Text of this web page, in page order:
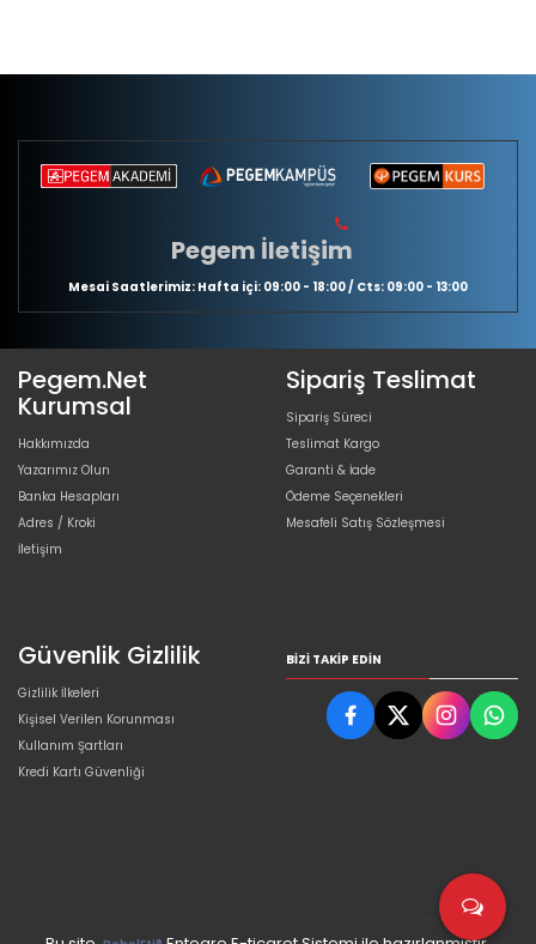
Pegem İletişim
Mesai Saatlerimiz: Hafta içi: 09:00 - 18:00 / Cts: 09:00 - 13:00
Pegem.Net
Kurumsal
Hakkımızda
Yazarımız Olun
Banka Hesapları
Adres / Kroki
İletişim
Sipariş Teslimat
Sipariş Süreci
Teslimat Kargo
Garanti & İade
Ödeme Seçenekleri
Mesafeli Satış Sözleşmesi
Güvenlik Gizlilik
Gizlilik İlkeleri
Kişisel Verilen Korunması
Kullanım Şartları
Kredi Kartı Güvenliği
BIZI TAKIP EDIN